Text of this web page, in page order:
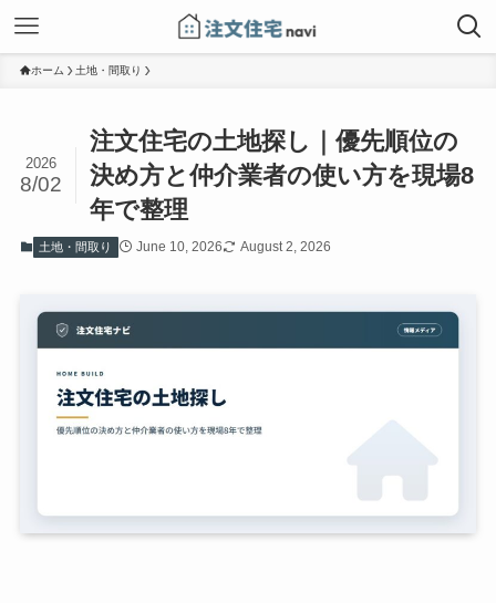
ホーム 土地・間取り
注文住宅の土地探し｜優先順位の
決め方と仲介業者の使い方を現場8
年で整理
2026
8/02
土地・間取り June 10, 2026 August 2, 2026